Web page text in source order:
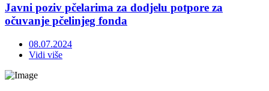
Javni poziv pčelarima za dodjelu potpore za
očuvanje pčelinjeg fonda
08.07.2024
Vidi više